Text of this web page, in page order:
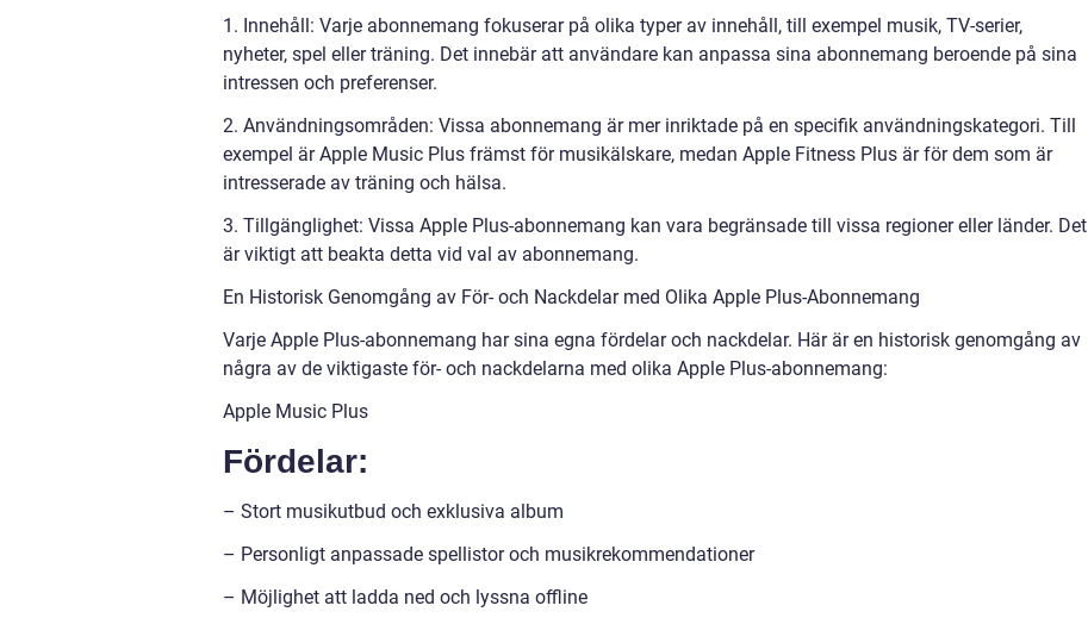
1. Innehåll: Varje abonnemang fokuserar på olika typer av innehåll, till exempel musik, TV-serier,
nyheter, spel eller träning. Det innebär att användare kan anpassa sina abonnemang beroende på sina
intressen och preferenser.
2. Användningsområden: Vissa abonnemang är mer inriktade på en specifik användningskategori. Till
exempel är Apple Music Plus främst för musikälskare, medan Apple Fitness Plus är för dem som är
intresserade av träning och hälsa.
3. Tillgänglighet: Vissa Apple Plus-abonnemang kan vara begränsade till vissa regioner eller länder. Det
är viktigt att beakta detta vid val av abonnemang.
En Historisk Genomgång av För- och Nackdelar med Olika Apple Plus-Abonnemang
Varje Apple Plus-abonnemang har sina egna fördelar och nackdelar. Här är en historisk genomgång av
några av de viktigaste för- och nackdelarna med olika Apple Plus-abonnemang:
Apple Music Plus
Fördelar:
– Stort musikutbud och exklusiva album
– Personligt anpassade spellistor och musikrekommendationer
– Möjlighet att ladda ned och lyssna offline